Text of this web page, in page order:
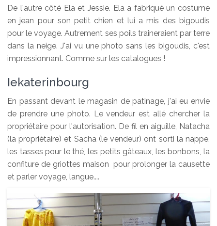
De l'autre côté Ela et Jessie. Ela a fabriqué un costume
en jean pour son petit chien et lui a mis des bigoudis
pour le voyage. Autrement ses poils traineraient par terre
dans la neige. J'ai vu une photo sans les bigoudis, c'est
impressionnant. Comme sur les catalogues !
Iekaterinbourg
En passant devant le magasin de patinage, j'ai eu envie
de prendre une photo. Le vendeur est allé chercher la
propriétaire pour l'autorisation. De fil en aiguille, Natacha
(la propriétaire) et Sacha (le vendeur) ont sorti la nappe,
les tasses pour le thé, les petits gâteaux, les bonbons, la
confiture de griottes maison pour prolonger la causette
et parler voyage, langue....